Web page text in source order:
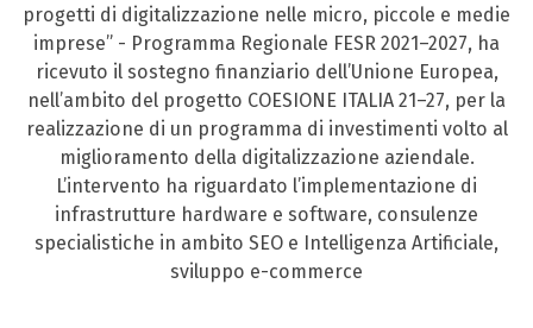
progetti di digitalizzazione nelle micro, piccole e medie
imprese” - Programma Regionale FESR 2021–2027, ha
ricevuto il sostegno finanziario dell’Unione Europea,
nell’ambito del progetto COESIONE ITALIA 21–27, per la
realizzazione di un programma di investimenti volto al
miglioramento della digitalizzazione aziendale.
L’intervento ha riguardato l’implementazione di
infrastrutture hardware e software, consulenze
specialistiche in ambito SEO e Intelligenza Artificiale,
sviluppo e-commerce